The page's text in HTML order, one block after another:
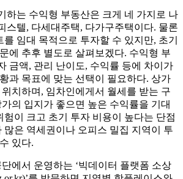
하는 수익형 부동산은 크게 네 가지로 나
스텔, 다세대주택, 다가구주택이다. 물론
임대 목적으로 투자할 수 있지만, 초기
에 추후 별도로 살펴보겠다. 수익형 부
금액, 관리 난이도, 수익률 등에 차이가
과 목표에 맞는 선택이 필요하다. 상가
치하며, 임차인에게서 월세를 받는 구
의 입지가 좋으면 높은 수익률을 기대
험이 크고 초기 투자 비용이 높다는 단점
많은 역세권이나 오피스 밀집 지역이 투
있다.
에서 운영하는 ‘빅데이터 플랫폼 소상